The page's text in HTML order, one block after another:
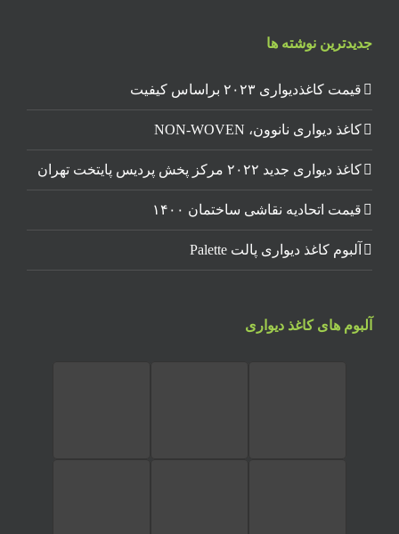
جدیدترین نوشته ها
قیمت کاغذدیواری ۲۰۲۳ براساس کیفیت
کاغذ دیواری نانوون، NON-WOVEN
کاغذ دیواری جدید ۲۰۲۲ مرکز پخش پردیس پایتخت تهران
قیمت اتحادیه نقاشی ساختمان ۱۴۰۰
آلبوم کاغذ دیواری پالت Palette
آلبوم های کاغذ دیواری